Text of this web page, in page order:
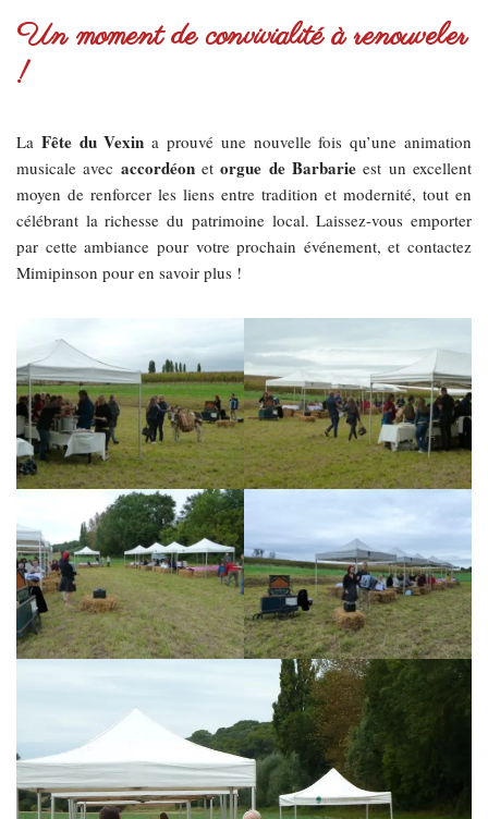
Un moment de convivialité à renouveler
!
La Fête du Vexin a prouvé une nouvelle fois qu’une animation
musicale avec accordéonetorgue de Barbarie est un excellent
moyen de renforcer les liens entre tradition et modernité, tout en
célébrant la richesse du patrimoine local. Laissez-vous emporter
par cette ambiance pour votre prochain événement, et contactez
Mimipinson pour en savoir plus !